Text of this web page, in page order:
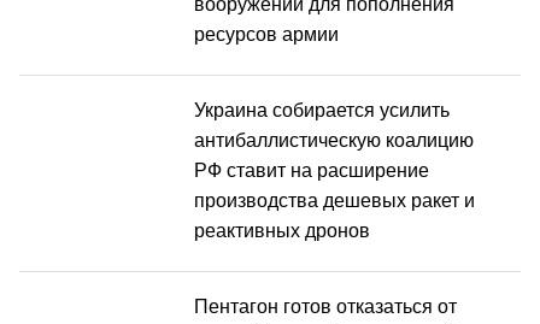
вооружений для пополнения
ресурсов армии
Украина собирается усилить
антибаллистическую коалицию
РФ ставит на расширение
производства дешевых ракет и
реактивных дронов
Пентагон готов отказаться от